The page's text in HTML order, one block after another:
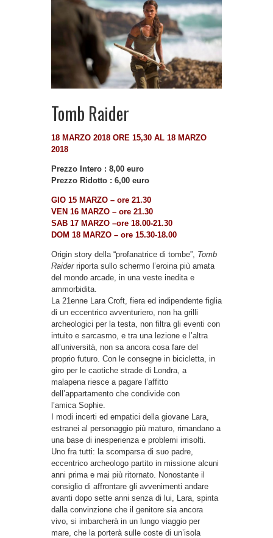
Tomb Raider
18 MARZO 2018 ORE 15,30 AL 18 MARZO
2018
Prezzo Intero : 8,00 euro
Prezzo Ridotto : 6,00 euro
GIO 15 MARZO – ore 21.30
VEN 16 MARZO – ore 21.30
SAB 17 MARZO –ore 18.00-21.30
DOM 18 MARZO – ore 15.30-18.00
Origin story della “profanatrice di tombe”, Tomb
Raiderriporta sullo schermo l’eroina più amata
del mondo arcade, in una veste inedita e
ammorbidita.
La 21enne Lara Croft, fiera ed indipendente figlia
di un eccentrico avventuriero, non ha grilli
archeologici per la testa, non filtra gli eventi con
intuito e sarcasmo, e tra una lezione e l’altra
all’università, non sa ancora cosa fare del
proprio futuro. Con le consegne in bicicletta, in
giro per le caotiche strade di Londra, a
malapena riesce a pagare l’affitto
dell’appartamento che condivide con
l’amica Sophie.
I modi incerti ed empatici della giovane Lara,
estranei al personaggio più maturo, rimandano a
una base di inesperienza e problemi irrisolti.
Uno fra tutti: la scomparsa di suo padre,
eccentrico archeologo partito in missione alcuni
anni prima e mai più ritornato. Nonostante il
consiglio di affrontare gli avvenimenti andare
avanti dopo sette anni senza di lui, Lara, spinta
dalla convinzione che il genitore sia ancora
vivo, si imbarcherà in un lungo viaggio per
mare, che la porterà sulle coste di un’isola